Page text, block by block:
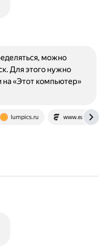
lumpics.ru www.easeus.ru
можно
Для этого нужно
«Этот компьютер»